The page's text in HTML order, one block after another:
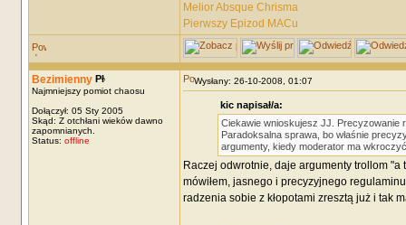
Melior Absque Chrisma
Pierwszy Epizod MACu
Bezimienny
Najmniejszy pomiot chaosu
Dołączył: 05 Sty 2005
Skąd: Z otchłani wieków dawno
zapomnianych.
Status: offline
Wysłany: 26-10-2008, 01:07
kic napisał/a:
Ciekawie wnioskujesz JJ. Precyzowanie
Paradoksalna sprawa, bo właśnie
argumenty, kiedy moderator ma
Raczej odwrotnie, daje argumenty trollom "a
mówiłem, jasnego i precyzyjnego
radzenia sobie z kłopotami zresztą już i tak